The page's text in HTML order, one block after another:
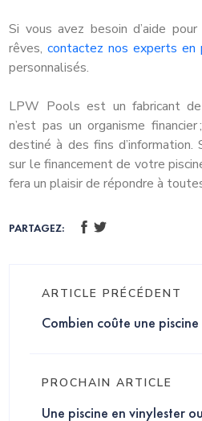
Si vous avez besoin d’aide
rêves,contactez nos experts en
personnalisés.
LPW Pools est un fabricant
n’est pas un organisme
destiné à des fins d’information.
sur le financement de votre
fera un plaisir de répondre à
PARTAGEZ:
ARTICLE PRÉCÉDENT
Combien coûte une piscine
PROCHAIN ARTICLE
Une piscine en vinylester